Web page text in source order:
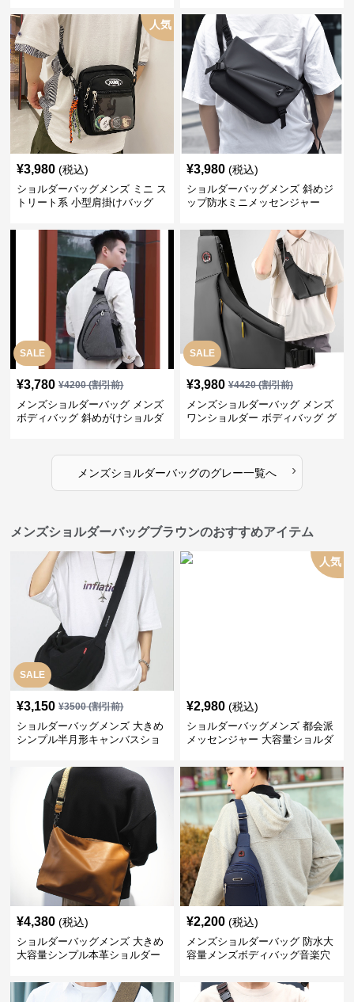
人気
¥3,980 (税込)
ショルダーバッグメンズ ミニ ス
トリート系 小型肩掛けバッグ
¥3,980 (税込)
ショルダーバッグメンズ 斜めジ
ップ防水ミニメッセンジャー
SALE
¥3,780 ¥4200(割引前)
メンズショルダーバッグ メンズ
ボディバッグ 斜めがけショルダ
SALE
¥3,980 ¥4420(割引前)
メンズショルダーバッグ メンズ
ワンショルダー ボディバッグ グ
メンズショルダーバッグのグレー一覧へ ›
メンズショルダーバッグブラウンのおすすめアイテム
SALE
¥3,150 ¥3500(割引前)
ショルダーバッグメンズ 大きめ
シンプル半月形キャンバスショ
人気
¥2,980 (税込)
ショルダーバッグメンズ 都会派
メッセンジャー 大容量ショルダ
¥4,380 (税込)
ショルダーバッグメンズ 大きめ
大容量シンプル本革ショルダー
¥2,200 (税込)
メンズショルダーバッグ 防水大
容量メンズボディバッグ音楽穴